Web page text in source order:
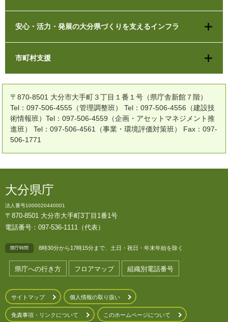
安心・活力・発展の大分県づくりを支えるインフラ
市町村支援
〒870-8501 大分市大手町３丁目１番１号（県庁舎新館７階）
Tel：097-506-4555（管理調整班） Tel：097-506-4556（建設技
術情報班）Tel：097-506-4559（企画・アセットマネジメント推
進班） Tel：097-506-4561（事業・環境評価対策班） Fax：097-
506-1771
大分県庁
法人番号1000020440001
〒870-8501 大分市大手町3丁目1番1号
電話番号：097-536-1111（代表）
開庁時間 8時30分から17時15分まで、土日・祝日・年末年始を除く
県庁への行き方 フロアマップ 組織別電話番号
サイトマップ 個人情報の取り扱い
免責事項・リンクについて このホームページについて